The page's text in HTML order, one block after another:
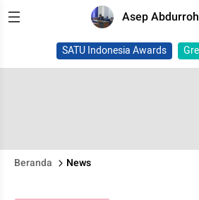
Asep
SATU Indonesia Awards
Beranda News